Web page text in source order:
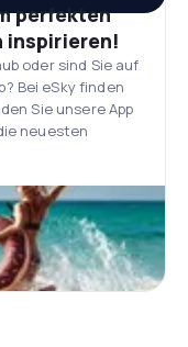
perfekten
inspirieren!
oder sind Sie auf
Bei eSky finden
Sie unsere App
neuesten